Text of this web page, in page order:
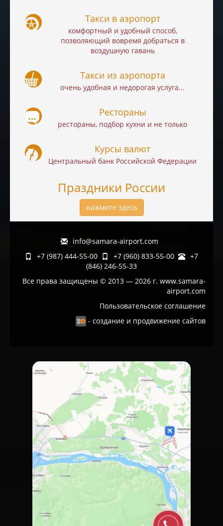
Такси в аэропорт
комфортный и удобный способ,
позволяющий вовремя добраться в
воздушную гавань
Такси из аэропорта
очень удобная и недорогая услуга...
Рестораны
рестораны, подбор кухни и не только
Курсы валют
Центральный банк Российской Федерации
Праздники России
нажмите здесь
info@samara-airport.com
+7 (987) 444-55-00
+7 (960) 833-55-00
+7
(846) 246-55-33
Все права защищены © 2013 — 2026 г. www.samara-
airport.com
Пользовательское соглашение
- создание и продвижение сайтов